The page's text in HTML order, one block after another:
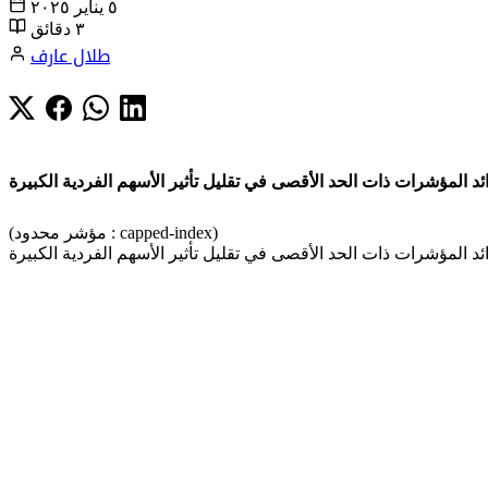
٥ يناير ٢٠٢٥
٣ دقائق
طلال عارف
المؤشرات ذات الحد الأقصى في تقليل تأثير الأسهم الفردية الكبيرة
(مؤشر محدود : capped-index)
المؤشرات ذات الحد الأقصى في تقليل تأثير الأسهم الفردية الكبيرة